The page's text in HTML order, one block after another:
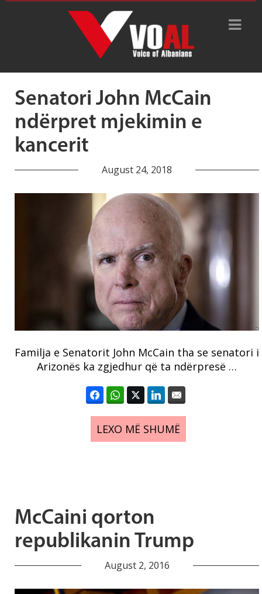
Tag Archive: Senatori i
Senatori John McCain
ndërpret mjekimin e
kancerit
August 24, 2018
Familja e Senatorit John McCain tha se senatori i
Arizonës ka zgjedhur që ta ndërpresë …
LEXO MË SHUMË
McCaini qorton
republikanin Trump
August 2, 2016